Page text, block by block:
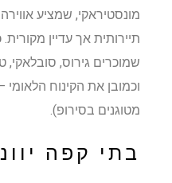
מונסטיראקי, שמציע אווירה
תיירותית אך עדיין מקורית.
שמוכרים גירוס, סובלאקי,
וכמובן את הקינוח הלאומי –
מטוגנים בסירופ).
בתי קפה